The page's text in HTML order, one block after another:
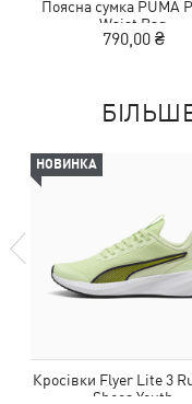
Поясна сумка PUMA
Waist Bag
790,00 ₴
НОВИНКА
Кросівки Flyer Lite 3
Shoes Youth